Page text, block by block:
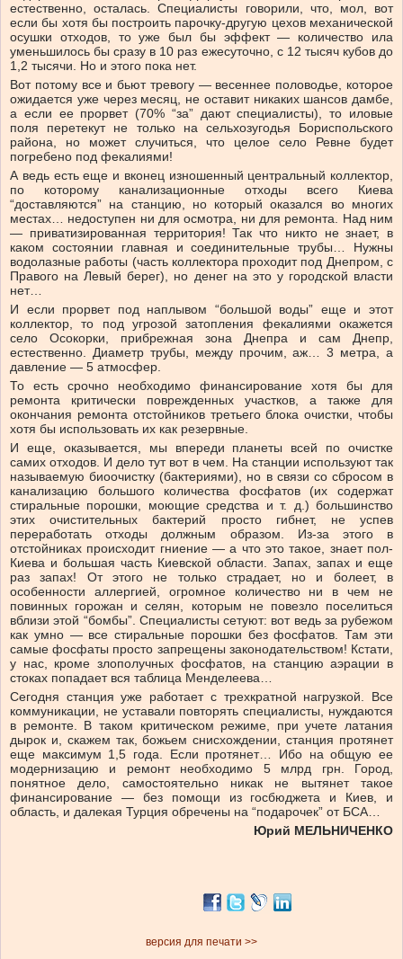
естественно, осталась. Специалисты говорили, что, мол, вот
если бы хотя бы построить парочку-другую цехов механической
осушки отходов, то уже был бы эффект — количество ила
уменьшилось бы сразу в 10 раз ежесуточно, с 12 тысяч кубов до
1,2 тысячи. Но и этого пока нет.
Вот потому все и бьют тревогу — весеннее половодье, которое
ожидается уже через месяц, не оставит никаких шансов дамбе,
а если ее прорвет (70% “за” дают специалисты), то иловые
поля перетекут не только на сельхозугодья Бориспольского
района, но может случиться, что целое село Ревне будет
погребено под фекалиями!
А ведь есть еще и вконец изношенный центральный коллектор,
по которому канализационные отходы всего Киева
“доставляются” на станцию, но который оказался во многих
местах… недоступен ни для осмотра, ни для ремонта. Над ним
— приватизированная территория! Так что никто не знает, в
каком состоянии главная и соединительные трубы… Нужны
водолазные работы (часть коллектора проходит под Днепром, с
Правого на Левый берег), но денег на это у городской власти
нет…
И если прорвет под наплывом “большой воды” еще и этот
коллектор, то под угрозой затопления фекалиями окажется
село Осокорки, прибрежная зона Днепра и сам Днепр,
естественно. Диаметр трубы, между прочим, аж… 3 метра, а
давление — 5 атмосфер.
То есть срочно необходимо финансирование хотя бы для
ремонта критически поврежденных участков, а также для
окончания ремонта отстойников третьего блока очистки, чтобы
хотя бы использовать их как резервные.
И еще, оказывается, мы впереди планеты всей по очистке
самих отходов. И дело тут вот в чем. На станции используют так
называемую биоочистку (бактериями), но в связи со сбросом в
канализацию большого количества фосфатов (их содержат
стиральные порошки, моющие средства и т. д.) большинство
этих очистительных бактерий просто гибнет, не успев
переработать отходы должным образом. Из-за этого в
отстойниках происходит гниение — а что это такое, знает пол-
Киева и большая часть Киевской области. Запах, запах и еще
раз запах! От этого не только страдает, но и болеет, в
особенности аллергией, огромное количество ни в чем не
повинных горожан и селян, которым не повезло поселиться
вблизи этой “бомбы”. Специалисты сетуют: вот ведь за рубежом
как умно — все стиральные порошки без фосфатов. Там эти
самые фосфаты просто запрещены законодательством! Кстати,
у нас, кроме злополучных фосфатов, на станцию аэрации в
стоках попадает вся таблица Менделеева…
Сегодня станция уже работает с трехкратной нагрузкой. Все
коммуникации, не уставали повторять специалисты, нуждаются
в ремонте. В таком критическом режиме, при учете латания
дырок и, скажем так, божьем снисхождении, станция протянет
еще максимум 1,5 года. Если протянет… Ибо на общую ее
модернизацию и ремонт необходимо 5 млрд грн. Город,
понятное дело, самостоятельно никак не вытянет такое
финансирование — без помощи из госбюджета и Киев, и
область, и далекая Турция обречены на “подарочек” от БСА…
Юрий МЕЛЬНИЧЕНКО
версия для печати >>